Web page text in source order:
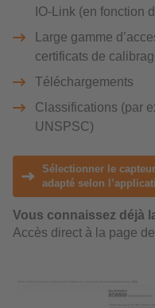
IO-Link (en fonction
Large gamme
certificats de
Téléchargements
Classifications (par
UNSPSC)
Sélectionner le
adapté selon
Vous connaissez déjà
Accès direct à la page